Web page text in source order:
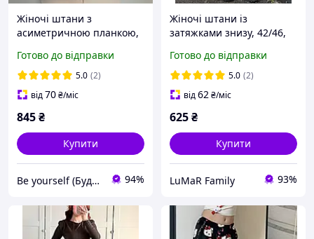
Жіночі штани з
асиметричною планкою,
костюмка
Готово до відправки
5.0 (2)
від70₴/міс
845₴
Купити
Be yourself (Будь собою) 94%
Жіночі штани із
затяжками знизу, 42/46,
Готово до відправки
5.0 (2)
від62₴/міс
625₴
Купити
LuMaR Family 93%